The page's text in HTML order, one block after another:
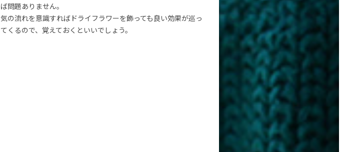
ば問題ありません。
気の流れを意識すればドライフラワーを飾っても良い効果が巡っ
てくるので、覚えておくといいでしょう。